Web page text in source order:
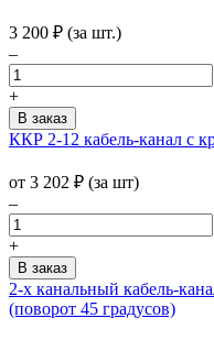
3 200 ₽ (за шт.)
–
+
ККР 2-12 кабель-канал с
от 3 202 ₽ (за шт)
–
+
2-х канальный кабель-
(поворот 45 градусов)